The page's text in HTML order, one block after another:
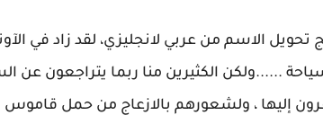
الاسم من عربي لانجليزي، لقد زاد في
......ولكن الكثيرين منا ربما يتراجعون عن
إليها ، ولشعورهم بالازعاج من حمل